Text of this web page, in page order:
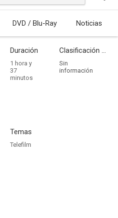
DVD / Blu-Ray Noticias
Duración
1 hora y
37
minutos
Clasificación por edades
Sin
información
Temas
Telefilm